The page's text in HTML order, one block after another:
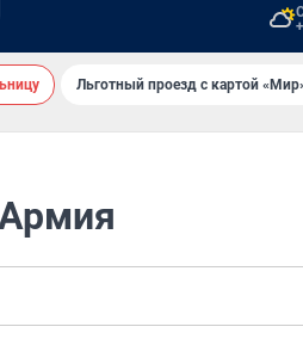
Льготный проезд с картой